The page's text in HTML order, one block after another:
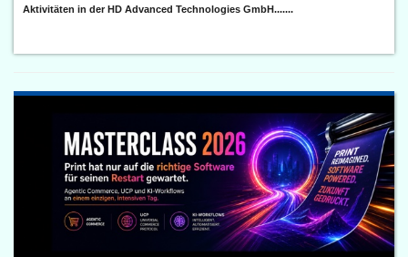
Aktivitäten in der HD Advanced Technologies GmbH.......